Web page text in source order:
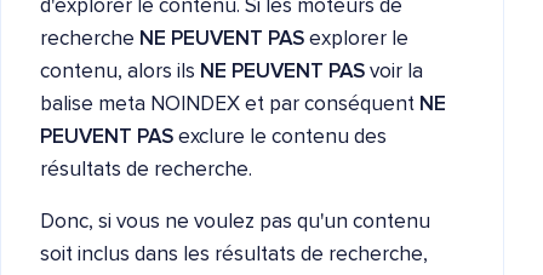
d'explorer le contenu. Si les moteurs de
recherche NE PEUVENT PAS explorer le
contenu, alors ils NE PEUVENT PAS voir la
balise meta NOINDEX et par conséquent NE
PEUVENT PAS exclure le contenu des
résultats de recherche.
Donc, si vous ne voulez pas qu'un contenu
soit inclus dans les résultats de recherche,